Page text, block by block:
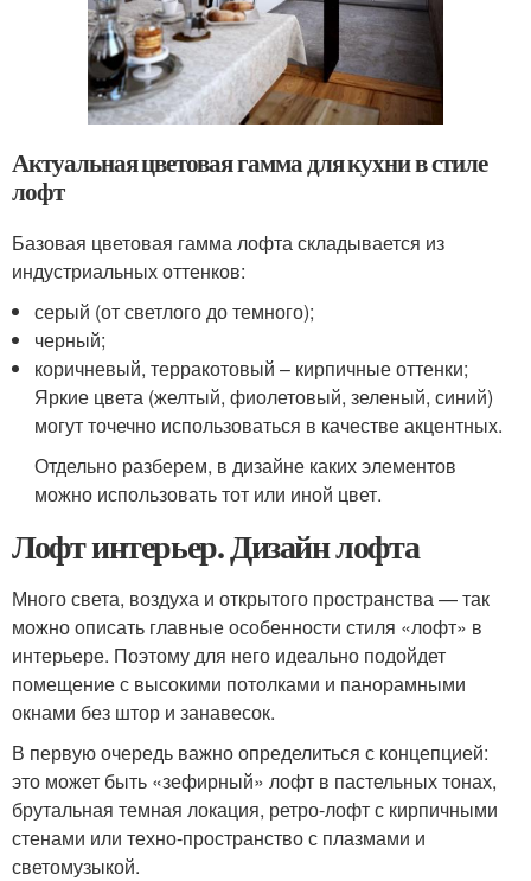
Актуальная цветовая гамма для кухни в стиле
лофт
Базовая цветовая гамма лофта складывается из
индустриальных оттенков:
серый (от светлого до темного);
черный;
коричневый, терракотовый – кирпичные оттенки;
Яркие цвета (желтый, фиолетовый, зеленый, синий)
могут точечно использоваться в качестве акцентных.
Отдельно разберем, в дизайне каких элементов
можно использовать тот или иной цвет.
Лофт интерьер. Дизайн лофта
Много света, воздуха и открытого пространства — так
можно описать главные особенности стиля «лофт» в
интерьере. Поэтому для него идеально подойдет
помещение с высокими потолками и панорамными
окнами без штор и занавесок.
В первую очередь важно определиться с концепцией:
это может быть «зефирный» лофт в пастельных тонах,
брутальная темная локация, ретро-лофт с кирпичными
стенами или техно-пространство с плазмами и
светомузыкой.